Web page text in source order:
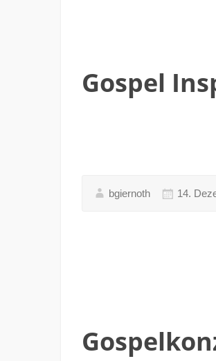
Gospel
bgiernoth 14.